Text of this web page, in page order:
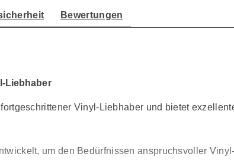
Bewertungen
Liebhaber
Vinyl-Liebhaber und bietet
um den Bedürfnissen anspruchsvoller